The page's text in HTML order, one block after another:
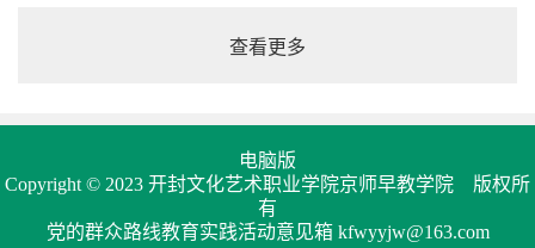
查看更多
电脑版
Copyright © 2023 开封文化艺术职业学院京师早教学院 版权所
有
党的群众路线教育实践活动意见箱 kfwyyjw@163.com